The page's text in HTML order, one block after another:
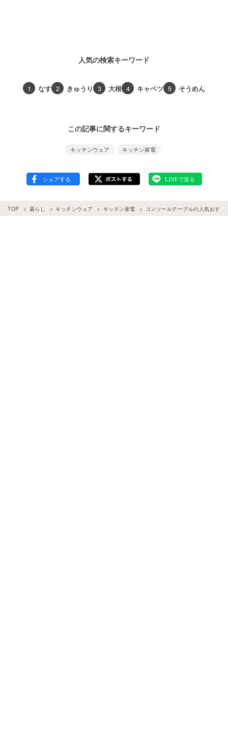
人気の検索キーワード
1 なす 2 きゅうり 3 大根 4 キャベツ 5 そうめん
この記事に関するキーワード
キッチンウェア キッチン家電
TOP 暮らし キッチンウェア キッチン家電 コンソールテーブルの人気おす